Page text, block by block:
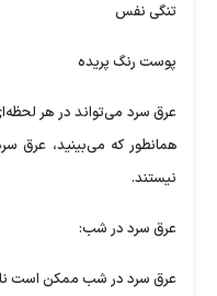
تنگی نفس
پوست رنگ پریده
عرق سرد می‌تواند در هر
همانطور که می‌بینید، عرق
نیستند.
عرق سرد در شب:
عرق سرد در شب ممکن است